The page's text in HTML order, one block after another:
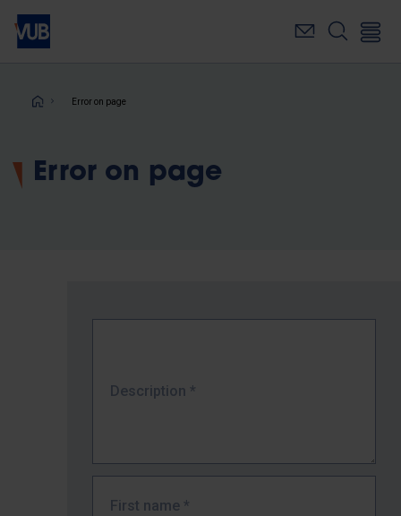
Skip
main
Breadcrumb
Error on page
Error on page
Description *
First name *